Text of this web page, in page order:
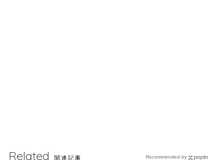
Related 関連記事 Recommended by